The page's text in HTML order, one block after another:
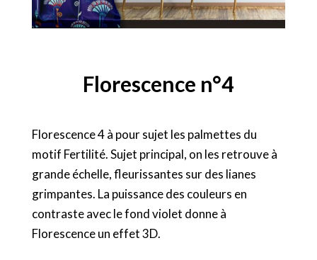
Florescence n°4
Florescence 4 à pour sujet les palmettes du
motif Fertilité. Sujet principal, on les retrouve à
grande échelle, fleurissantes sur des lianes
grimpantes. La puissance des couleurs en
contraste avec le fond violet donne à
Florescence un effet 3D.